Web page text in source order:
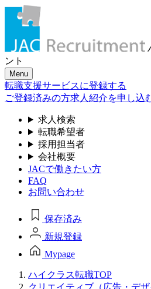
ント
Menu
転職支援サービスに登録する
ご登録済みの方求人紹介を申し込
求人検索
転職希望者
採用担当者
会社概要
JACで働きたい方
FAQ
お問い合わせ
保存済み
新規登録
Mypage
ハイクラス転職TOP
クリエイティブ（広告・デザ